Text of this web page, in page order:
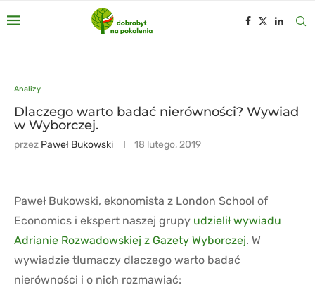
Analizy
Dlaczego warto badać nierówności? Wywiad
w Wyborczej.
przez Paweł Bukowski 18 lutego, 2019
Paweł Bukowski, ekonomista z London School of
Economics i ekspert naszej grupy udzielił wywiadu
Adrianie Rozwadowskiej z Gazety Wyborczej. W
wywiadzie tłumaczy dlaczego warto badać
nierówności i o nich rozmawiać: